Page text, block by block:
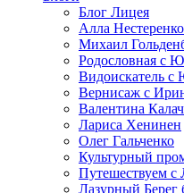
Блог Лицея
Алла Нестеренко
Михаил
Родословная с
Видоискатель
Вернисаж с
Валентина
Лариса Хенинен
Олег Гальченко
Культурный
Путешествуем
Лазурный Берег